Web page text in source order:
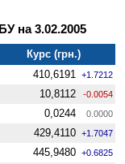
на 3.02.2005
Курс (грн.)
410,6191 +1.7212
10,8112 -0.0054
0,0244 0.0000
429,4110 +1.7047
445,9480 +0.6825